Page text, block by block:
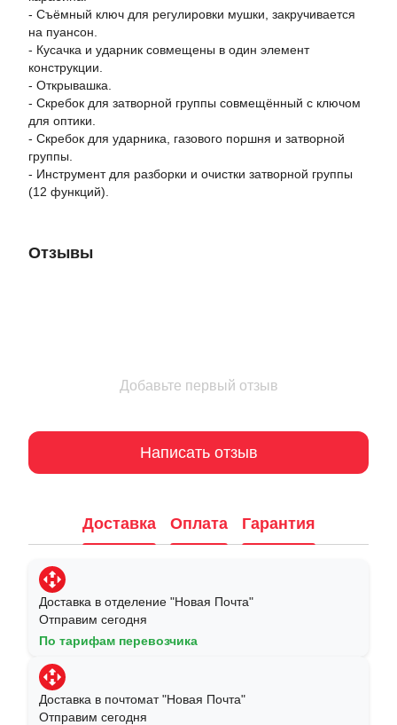
- Съёмный ключ для регулировки мушки, закручивается
на пуансон.
- Кусачка и ударник совмещены в один элемент
конструкции.
- Открывашка.
- Скребок для затворной группы совмещённый с ключом
для оптики.
- Скребок для ударника, газового поршня и затворной
группы.
- Инструмент для разборки и очистки затворной группы
(12 функций).
Отзывы
Добавьте первый отзыв
Написать отзыв
Доставка Оплата Гарантия
Доставка в отделение "Новая Почта"
Отправим сегодня
По тарифам перевозчика
Доставка в почтомат "Новая Почта"
Отправим сегодня